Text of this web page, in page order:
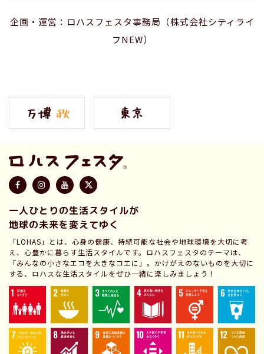
企画・運営：ロハスフェスタ事務局（株式会社シティライ
フNEW）
一人ひとりの生活スタイルが
地球の未来を変えてゆく
「LOHAS」とは、心身の健康、持続可能な社会や地球環境を大切に考
え、心豊かに暮らす生活スタイルです。ロハスフェスタのテーマは、
「みんなの小さなエコを大きなコエに」。かけがえのないものを大切に
する、ロハスな生活スタイルをぜひ一緒に楽しみましょう！